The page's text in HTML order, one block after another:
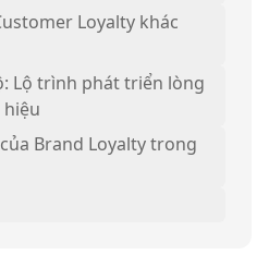
Loyalty khác
Lộ trình phát triển lòng
Brand Loyalty trong